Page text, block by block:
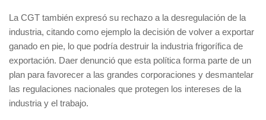
La CGT también expresó su rechazo a la desregulación de la
industria, citando como ejemplo la decisión de volver a exportar
ganado en pie, lo que podría destruir la industria frigorífica de
exportación. Daer denunció que esta política forma parte de un
plan para favorecer a las grandes corporaciones y desmantelar
las regulaciones nacionales que protegen los intereses de la
industria y el trabajo.